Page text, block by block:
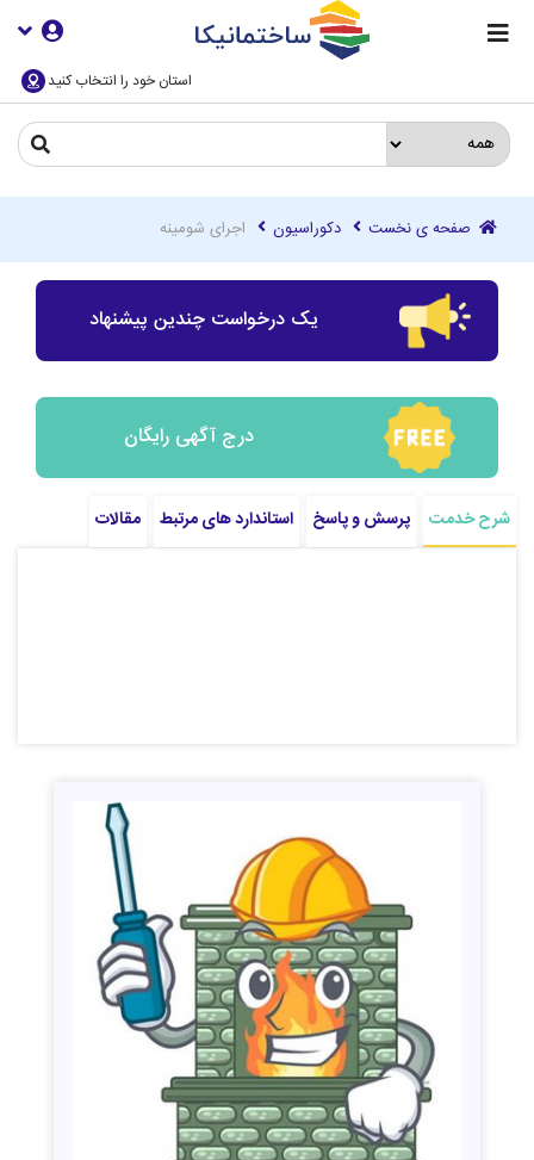
استان خود را انتخاب کنید
صفحه ی نخست دکوراسیون اجرای شومینه
یک درخواست چندین پیشنهاد
درج آگهی رایگان
شرح خدمت پرسش و پاسخ استاندارد های مرتبط مقالات